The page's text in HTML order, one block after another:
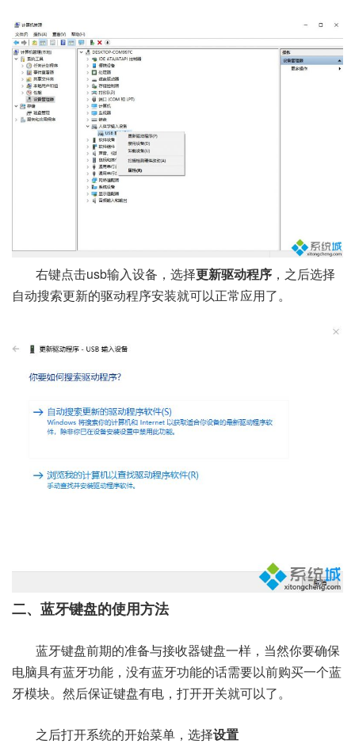
右键点击usb输入设备，选择更新驱动程序 ，之后选择
自动搜索更新的驱动程序安装就可以正常应用了。
二、蓝牙键盘的使用方法
蓝牙键盘前期的准备与接收器键盘一样，当然你要确保
电脑具有蓝牙功能，没有蓝牙功能的话需要以前购买一个蓝
牙模块。然后保证键盘有电，打开开关就可以了。
之后打开系统的开始菜单，选择设置